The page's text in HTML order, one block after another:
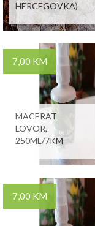
HERCEGOVKA)
7,00 KM
MACERAT
LOVOR,
250ML/7KM
7,00 KM